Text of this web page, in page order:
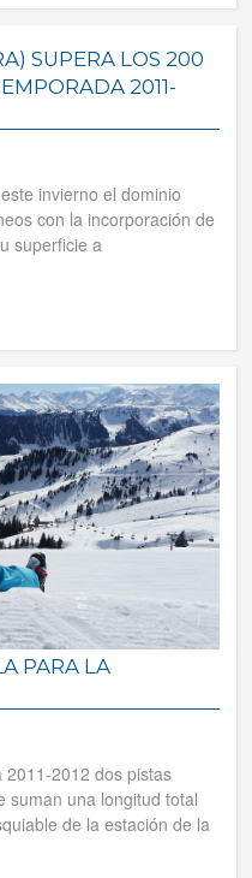
SUPERA LOS 200
2011-
invierno el dominio
con la incorporación de
superficie a
PARA LA
2012 dos pistas
suman una longitud total
de la estación de la